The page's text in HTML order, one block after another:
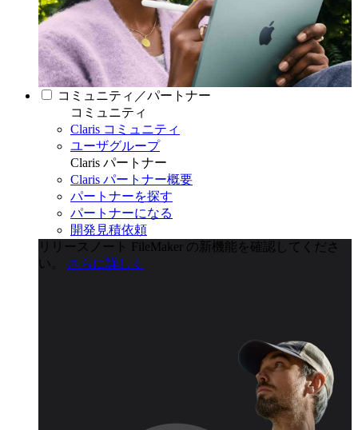
コミュニティ／パートナー
コミュニティ
Claris コミュニティ
ユーザグループ
Claris パートナー
Claris パートナー概要
パートナーを探す
パートナーになる
開発見積依頼
リリースノート
FileMaker の新機能を確認してくださ
い。
さらに詳しく